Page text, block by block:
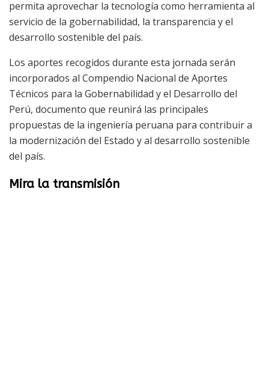
permita aprovechar la tecnología como herramienta al
servicio de la gobernabilidad, la transparencia y el
desarrollo sostenible del país.
Los aportes recogidos durante esta jornada serán
incorporados al Compendio Nacional de Aportes
Técnicos para la Gobernabilidad y el Desarrollo del
Perú, documento que reunirá las principales
propuestas de la ingeniería peruana para contribuir a
la modernización del Estado y al desarrollo sostenible
del país.
Mira la transmisión